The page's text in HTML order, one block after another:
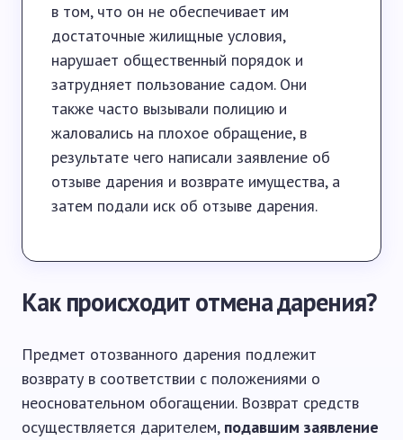
в том, что он не обеспечивает им
достаточные жилищные условия,
нарушает общественный порядок и
затрудняет пользование садом. Они
также часто вызывали полицию и
жаловались на плохое обращение, в
результате чего написали заявление об
отзыве дарения и возврате имущества, а
затем подали иск об отзыве дарения.
Как происходит отмена дарения?
Предмет отозванного дарения подлежит
возврату в соответствии с положениями о
неосновательном обогащении. Возврат средств
осуществляется дарителем, подавшим заявление